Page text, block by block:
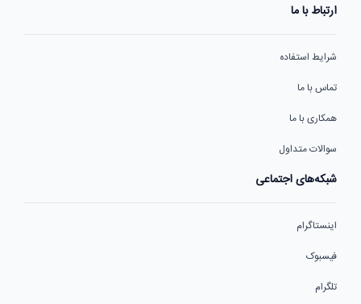
ارتباط با ما
شرایط استفاده
تماس با ما
همکاری با ما
سوالات متداول
شبکه‌های اجتماعی
اینستاگرام
فیسبوک
تلگرام